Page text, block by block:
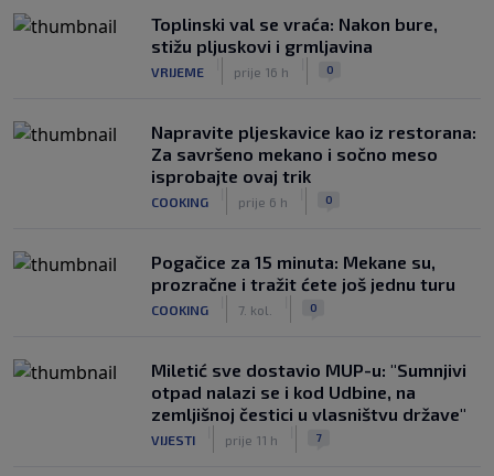
Toplinski val se vraća: Nakon bure,
stižu pljuskovi i grmljavina
VRIJEME prije 16 h 0
Napravite pljeskavice kao iz restorana:
Za savršeno mekano i sočno meso
isprobajte ovaj trik
COOKING prije 6 h 0
Pogačice za 15 minuta: Mekane su,
prozračne i tražit ćete još jednu turu
COOKING 7. kol. 0
Miletić sve dostavio MUP-u: "Sumnjivi
otpad nalazi se i kod Udbine, na
zemljišnoj čestici u vlasništvu države"
VIJESTI prije 11 h 7